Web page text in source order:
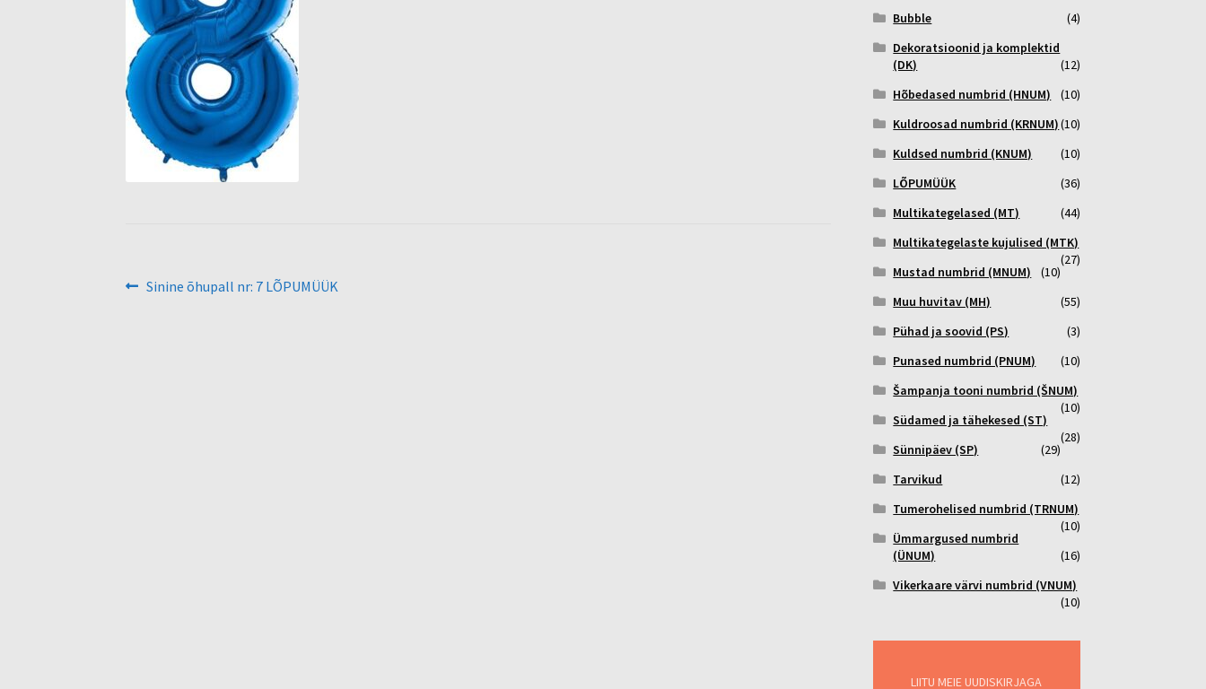
Navigeerimine
Eelmine
Sinine õhupall nr: 7 LÕPUMÜÜK
Bubble
(4)
Dekoratsioonid ja komplektid
(DK)
(12)
Hõbedased numbrid (HNUM)
(10)
Kuldroosad numbrid (KRNUM)(10)
Kuldsed numbrid (KNUM)
(10)
LÕPUMÜÜK
(36)
Multikategelased (MT)
(44)
Multikategelaste kujulised (MTK)
(27)
Mustad numbrid (MNUM)
(10)
Muu huvitav (MH)
(55)
Pühad ja soovid (PS)
(3)
Punased numbrid (PNUM)
(10)
Šampanja tooni numbrid (ŠNUM)
(10)
Südamed ja tähekesed (ST)
(28)
Sünnipäev (SP)
(29)
Tarvikud
(12)
Tumerohelised numbrid (TRNUM)
(10)
Ümmargused numbrid
(ÜNUM)
(16)
Vikerkaare värvi numbrid (VNUM)
(10)
LIITU MEIE UUDISKIRJAGA